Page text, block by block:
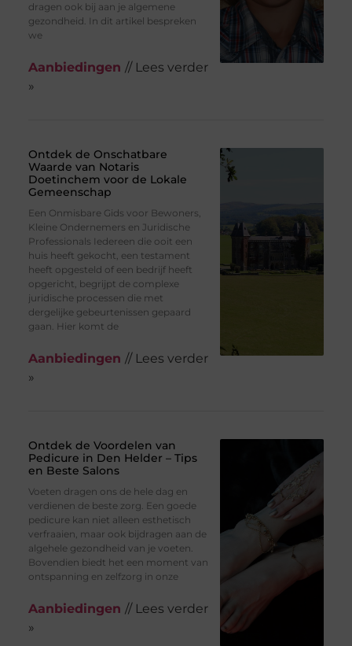
dragen ook bij aan je algemene
gezondheid. In dit artikel bespreken
we
Aanbiedingen // Lees verder
»
Ontdek de Onschatbare
Waarde van Notaris
Doetinchem voor de Lokale
Gemeenschap
Een Onmisbare Gids voor Bewoners,
Kleine Ondernemers en Juridische
Professionals Iedereen die ooit een
huis heeft gekocht, een testament
heeft opgesteld of een bedrijf heeft
opgericht, begrijpt de complexe
juridische processen die met
dergelijke gebeurtenissen gepaard
gaan. Hier komt de
Aanbiedingen // Lees verder
»
Ontdek de Voordelen van
Pedicure in Den Helder – Tips
en Beste Salons
Voeten dragen ons de hele dag en
verdienen de beste zorg. Een goede
pedicure kan niet alleen esthetisch
verfraaien, maar ook bijdragen aan de
algehele gezondheid van je voeten.
Bovendien biedt het een moment van
ontspanning en zelfzorg in onze
Aanbiedingen // Lees verder
»